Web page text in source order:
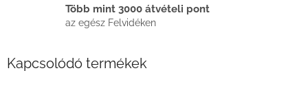
Több mint 3000 átvételi pont
az egész Felvidéken
Kapcsolódó termékek